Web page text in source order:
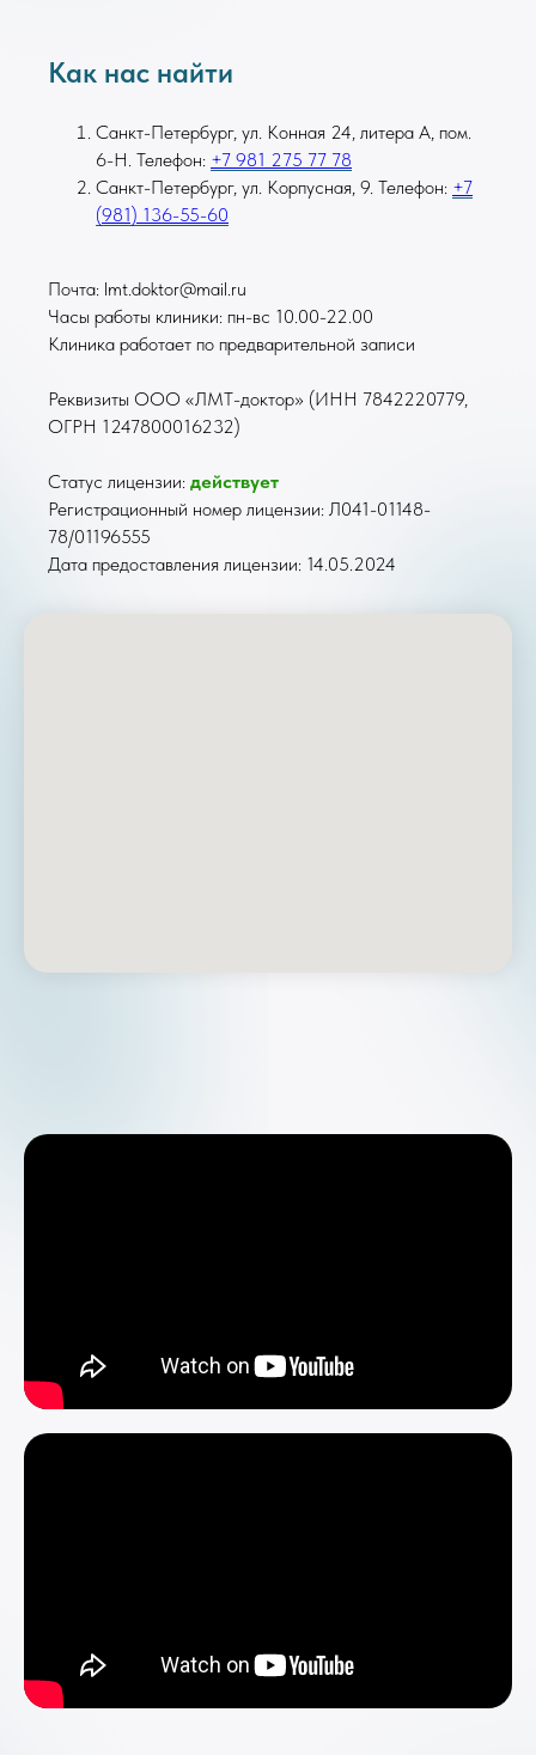
Как нас найти
Санкт-Петербург, ул. Конная 24, литера А, пом.
6-Н. Телефон: +7 981 275 77 78
Санкт-Петербург, ул. Корпусная, 9. Телефон: +7
(981) 136-55-60
Почта: lmt.doktor@mail.ru
Часы работы клиники: пн-вс 10.00-22.00
Клиника работает по предварительной записи
Реквизиты ООО «ЛМТ-доктор» (ИНН 7842220779,
ОГРН 1247800016232)
Статус лицензии: действует
Регистрационный номер лицензии: Л041-01148-
78/01196555
Дата предоставления лицензии: 14.05.2024